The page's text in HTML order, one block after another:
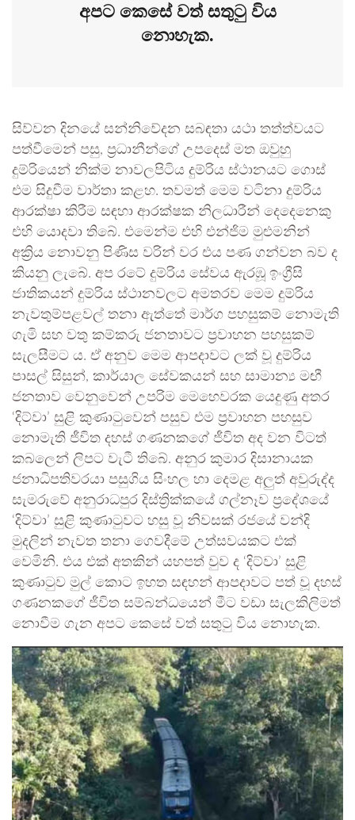
අපට කෙසේ වත් සතුටු විය
නොහැක.
සිව්වන දිනයේ සන්නිවේදන සබඳතා යථා තත්ත්වයට
පත්වීමෙන් පසු, ප්‍රධානීන්ගේ උපදෙස් මත ඔවුහු
දුම්රියෙන් නික්ම නාවලපිටිය දුම්රිය ස්ථානයට ගොස්
එම සිදුවීම වාර්තා කළහ. තවමත් මෙම වටිනා දුම්රිය
ආරක්ෂා කිරීම සඳහා ආරක්ෂක නිලධාරීන් දෙදෙනෙකු
එහි යොදවා තිබේ. එමෙන්ම එහි එන්ජිම මුළුමනින්
අක්‍රිය නොවනු පිණිස වරින් වර එය පණ ගන්වන බව ද
කියනු ලැබේ. අප රටේ දුම්රිය සේවය ඇරඹූ ඉංග්‍රීසි
ජාතිකයන් දුම්රිය ස්ථානවලට අමතරව මෙම දුම්රිය
නැවතුම්පළවල් තනා ඇත්තේ මාර්ග පහසුකම් නොමැති
ගැමි සහ වතු කම්කරු ජනතාවට ප්‍රවාහන පහසුකම්
සැලසීමට ය. ඒ අනුව මෙම ආපදාවට ලක් වූ දුම්රිය
පාසල් සිසුන්, කාර්යාල සේවකයන් සහ සාමාන්‍ය මඟී
ජනතාව වෙනුවෙන් උපරිම මෙහෙවරක යෙදුණු අතර
‘දිට්වා’ සුළි කුණාටුවෙන් පසුව එම ප්‍රවාහන පහසුව
නොමැති ජීවිත දහස් ගණනකගේ ජීවිත අද වන විටත්
කබලෙන් ලිපට වැටී තිබේ. අනුර කුමාර දිසානායක
ජනාධිපතිවරයා පසුගිය සිංහල හා දෙමළ අලුත් අවුරුද්ද
සැමරුවේ අනුරාධපුර දිස්ත්‍රික්කයේ ගල්නෑව ප්‍රදේශයේ
‘දිට්වා’ සුළි කුණාටුවට හසු වූ නිවසක් රජයේ වන්දි
මුදලින් නැවත තනා ගෙවදීමේ උත්සවයකට එක්
වෙමිනි. එය එක් අතකින් යහපත් වුව ද ‘දිට්වා’ සුළි
කුණාටුව මුල් කොට ඉහත සඳහන් ආපදාවට පත් වූ දහස්
ගණනකගේ ජීවිත සම්බන්ධයෙන් මීට වඩා සැලකිලිමත්
නොවීම ගැන අපට කෙසේ වත් සතුටු විය නොහැක.